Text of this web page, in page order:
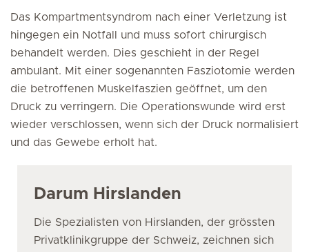
Das Kompartmentsyndrom nach einer Verletzung ist
hingegen ein Notfall und muss sofort chirurgisch
behandelt werden. Dies geschieht in der Regel
ambulant. Mit einer sogenannten Fasziotomie werden
die betroffenen Muskelfaszien geöffnet, um den
Druck zu verringern. Die Operationswunde wird erst
wieder verschlossen, wenn sich der Druck normalisiert
und das Gewebe erholt hat.
Darum Hirslanden
Die Spezialisten von Hirslanden, der grössten
Privatklinikgruppe der Schweiz, zeichnen sich